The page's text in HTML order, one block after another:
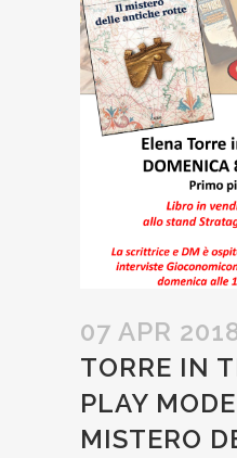
07 APR
TORRE IN
PLAY
MISTERO